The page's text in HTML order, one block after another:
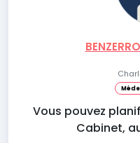
Vous pouvez
Cabinet,